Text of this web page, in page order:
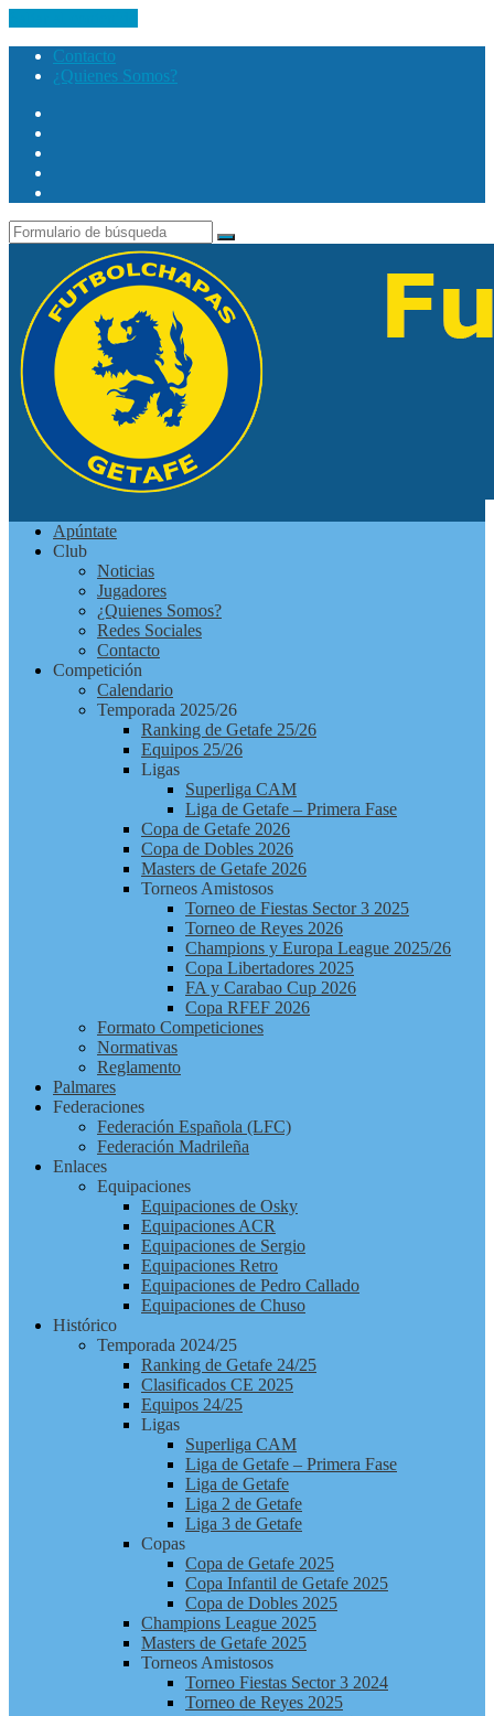
Contacto
¿Quienes Somos?
Buscar
GetafeApúntate
Club
Noticias
Jugadores
¿Quienes Somos?
Redes Sociales
Contacto
Competición
Calendario
Temporada 2025/26
Ranking de Getafe 25/26
Equipos 25/26
Ligas
Superliga CAM
Liga de Getafe – Primera Fase
Copa de Getafe 2026
Copa de Dobles 2026
Masters de Getafe 2026
Torneos Amistosos
Torneo de Fiestas Sector 3 2025
Torneo de Reyes 2026
Champions y Europa League 2025/26
Copa Libertadores 2025
FA y Carabao Cup 2026
Copa RFEF 2026
Formato Competiciones
Normativas
Reglamento
Palmares
Federaciones
Federación Española (LFC)
Federación Madrileña
Enlaces
Equipaciones
Equipaciones de Osky
Equipaciones ACR
Equipaciones de Sergio
Equipaciones Retro
Equipaciones de Pedro Callado
Equipaciones de Chuso
Histórico
Temporada 2024/25
Ranking de Getafe 24/25
Clasificados CE 2025
Equipos 24/25
Ligas
Superliga CAM
Liga de Getafe – Primera Fase
Liga de Getafe
Liga 2 de Getafe
Liga 3 de Getafe
Copas
Copa de Getafe 2025
Copa Infantil de Getafe 2025
Copa de Dobles 2025
Champions League 2025
Masters de Getafe 2025
Torneos Amistosos
Torneo Fiestas Sector 3 2024
Torneo de Reyes 2025